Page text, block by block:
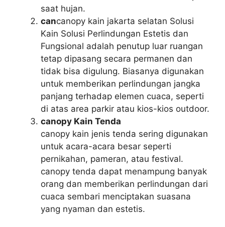
saat hujan.
cancanopy kain jakarta selatan Solusi
Kain Solusi Perlindungan Estetis dan
Fungsional adalah penutup luar ruangan
tetap dipasang secara permanen dan
tidak bisa digulung. Biasanya digunakan
untuk memberikan perlindungan jangka
panjang terhadap elemen cuaca, seperti
di atas area parkir atau kios-kios outdoor.
canopy Kain Tenda
canopy kain jenis tenda sering digunakan
untuk acara-acara besar seperti
pernikahan, pameran, atau festival.
canopy tenda dapat menampung banyak
orang dan memberikan perlindungan dari
cuaca sembari menciptakan suasana
yang nyaman dan estetis.